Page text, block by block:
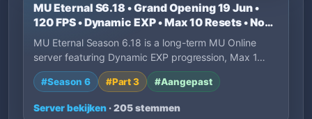
MU Eternal S6.18 • Grand Opening 19 Jun •
120 FPS • Dynamic EXP • Max 10 Resets • No
P2W
MU Eternal Season 6.18 is a long-term MU Online
server featuring Dynamic EXP progression, Max 1…
#Season 6 #Part 3 #Aangepast
Server bekijken · 205 stemmen